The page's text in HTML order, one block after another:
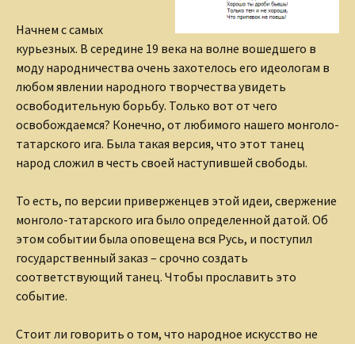
Начнем с самых
курьезных. В середине 19 века на волне вошедшего в
моду народничества очень захотелось его идеологам в
любом явлении народного творчества увидеть
освободительную борьбу. Только вот от чего
освобождаемся? Конечно, от любимого нашего монголо-
татарского ига. Была такая версия, что этот танец
народ сложил в честь своей наступившей свободы.
То есть, по версии приверженцев этой идеи, свержение
монголо-татарского ига было определенной датой. Об
этом событии была оповещена вся Русь, и поступил
государственный заказ – срочно создать
соответствующий танец. Чтобы прославить это
событие.
Стоит ли говорить о том, что народное искусство не